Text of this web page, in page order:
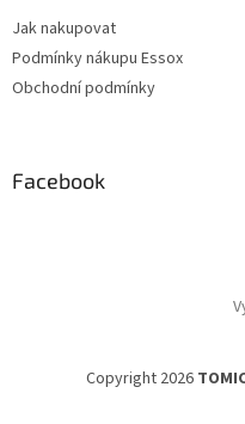
Jak nakupovat
Podmínky nákupu Essox
Obchodní podmínky
Facebook
Copyright 2026